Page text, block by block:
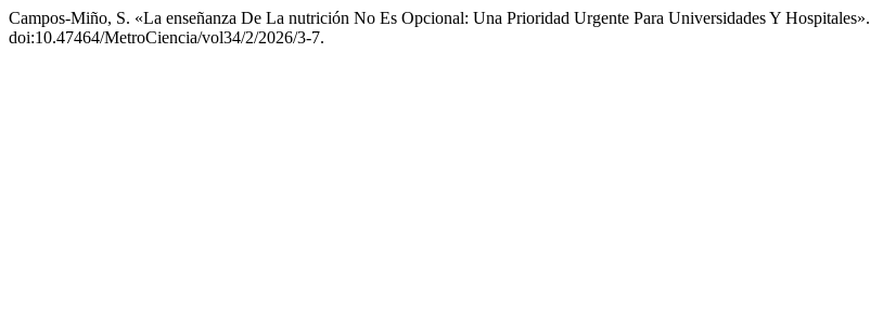
Campos-Miño, S. «La enseñanza De La nutrición No Es Opcional: Una Prioridad Urgente Para Universidades Y Hospitales».
doi:10.47464/MetroCiencia/vol34/2/2026/3-7.